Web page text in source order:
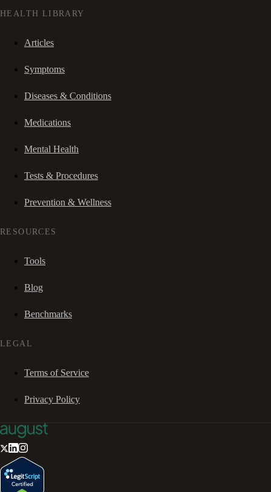
HEALTH LIBRARY
Articles
Symptoms
Diseases & Conditions
Medications
Mental Health
Tests & Procedures
Prevention & Wellness
RESOURCES
Tools
Blog
Benchmarks
LEGAL
Terms of Service
Privacy Policy